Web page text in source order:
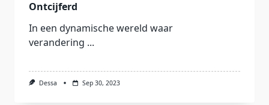
Ontcijferd
In een dynamische wereld waar
verandering ...
Dessa Sep 30, 2023